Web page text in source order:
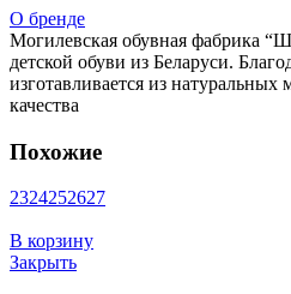
О бренде
Могилевская обувная фабрика
детской обуви из Беларуси.
изготавливается из
качества
Похожие
2324252627
В корзину
Закрыть